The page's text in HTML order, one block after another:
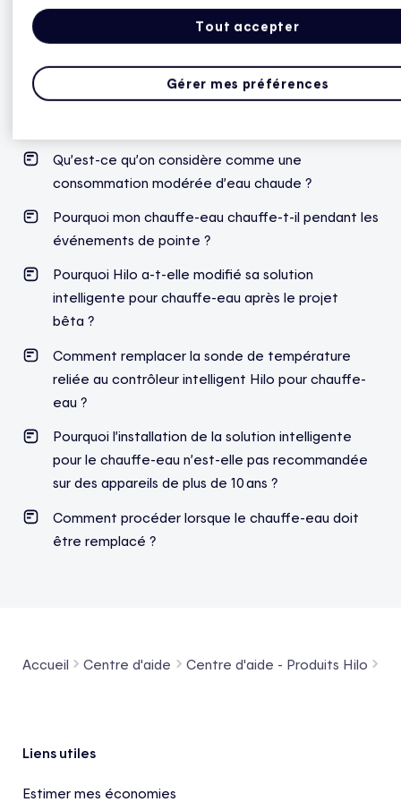
chaude durant les événements de pointe ?
L’eau de mon chauffe-eau est tiède ou froide ;
que dois-je vérifier ?
Pourquoi ai-je une mention « Température d’eau
Qu’est-ce qu’on considère comme une
consommation modérée d’eau chaude ?
Pourquoi mon chauffe-eau chauffe-t-il pendant les
événements de pointe ?
Pourquoi Hilo a-t-elle modifié sa solution
intelligente pour chauffe-eau après le projet
bêta ?
Comment remplacer la sonde de température
reliée au contrôleur intelligent Hilo pour chauffe-
eau ?
Pourquoi l’installation de la solution intelligente
pour le chauffe-eau n’est-elle pas recommandée
sur des appareils de plus de 10 ans ?
Comment procéder lorsque le chauffe-eau doit
être remplacé ?
Accueil Centre d'aide Centre d'aide - Produits Hilo
Pied de page
Liens utiles
Estimer mes économies
Tout accepter
Gérer mes préférences